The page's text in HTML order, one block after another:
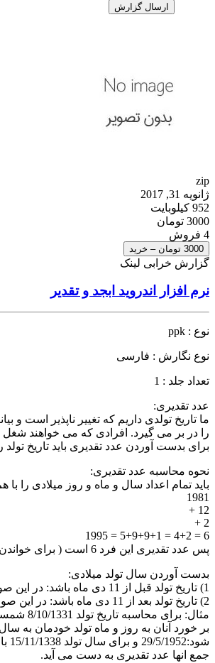
zip
ژانویه 31, 2017
952 کیلوبایت
3000 تومان
4 فروش
3000 تومان – خرید
گزارش خرابی لینک
نرم افزار اندروید ابجد و تقدیر
نوع : ppk
نوع نگارش : فارسی
تعداد جلد : 1
عدد تقدیری:
ما تاریخ تولدی داریم که تغییر ناپذیر
را در بر می گیرد. افرادی که می خواهند شغل
برای بدست آوردن عدد تقدیری باید تاریخ
نحوه محاسبه عدد تقدیری:
باید تمام اعداد سال و ماه و روز میلادی را با هم جمع کنیم و حاصل را
1981
12 +
2 +
6 = 4+2 = 5+9+9+1 = 1995
پس عدد تقدیری این فرد 6 است ( برای خواندن معانی می توانید به قسمت عدد تقدیری مراجعه کنید)
بدست آوردن سال تولد میلادی:
1) تاریخ تولد قبل از 11 دی ماه باشد: در این صورت سال تولد را با عدد 621 جمع می کنیم.
2) تاریخ تولد بعد از 11 دی ماه باشد: در این صورت سال تولد را با عدد 622 جمع می کنیم.
جمع انها عدد تقدیری به دست می آید.